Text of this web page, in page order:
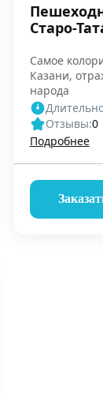
Старо-
Самое
Казани,
народа
Отзывы:0
Подробнее